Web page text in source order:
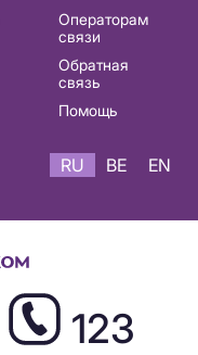
Операторам
связи
Обратная
связь
Помощь
RU BE EN
123